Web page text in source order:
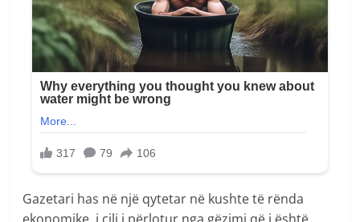
Gazetari has në një qytetar në kushte të rënda